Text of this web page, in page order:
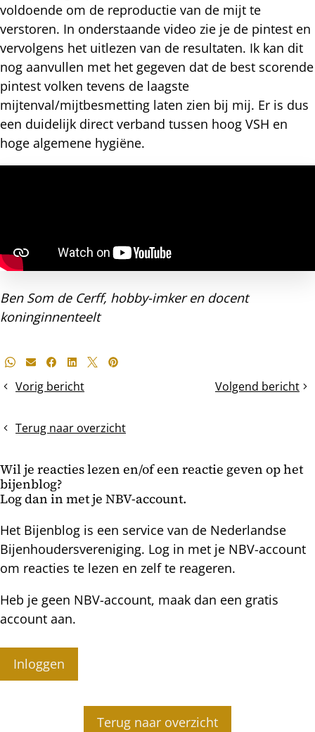
voldoende om de reproductie van de mijt te
verstoren. In onderstaande video zie je de pintest en
vervolgens het uitlezen van de resultaten. Ik kan dit
nog aanvullen met het gegeven dat de best scorende
pintest volken tevens de laagste
mijtenval/mijtbesmetting laten zien bij mij. Er is dus
een duidelijk direct verband tussen hoog VSH en
hoge algemene hygiëne.
Ben Som de Cerff, hobby-imker en docent
koninginnenteelt
Deel
bericht
Whatsapp
E-mailFacebook
LinkedIn
X Pinterest
Vorig bericht
Tussentijds
van
in
een
Topkast
Volgend bericht
Worden
Terug naar overzicht
Wil je reacties lezen en/of een reactie geven op het
bijenblog?
Log dan in met je NBV-account.
Het Bijenblog is een service van de Nederlandse
Bijenhoudersvereniging. Log in met je NBV-account
om reacties te lezen en zelf te reageren.
Heb je geen NBV-account, maak dan een gratis
account aan.
Inloggen
Terug naar overzicht